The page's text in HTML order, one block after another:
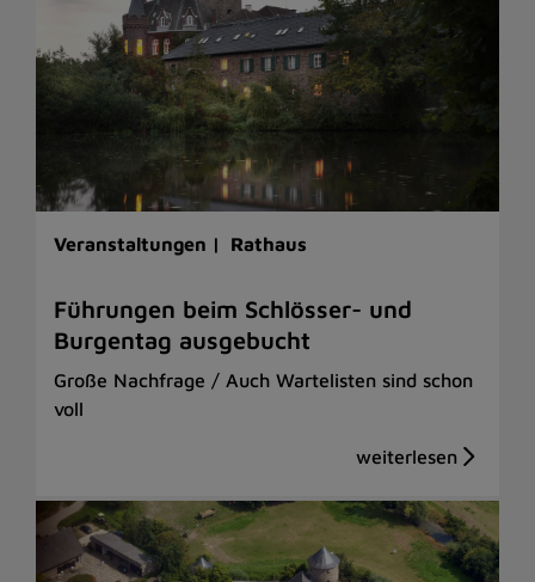
Veranstaltungen | Rathaus
Führungen beim Schlösser- und
Burgentag ausgebucht
Große Nachfrage / Auch Wartelisten sind schon
voll